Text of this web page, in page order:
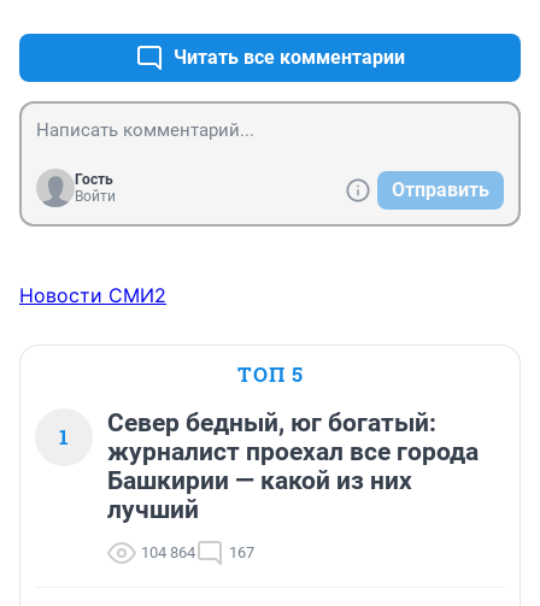
Читать все комментарии
Гость
Войти
Отправить
Новости СМИ2
ТОП 5
1
Север бедный, юг богатый:
журналист проехал все города
Башкирии — какой из них
лучший
104 864 167